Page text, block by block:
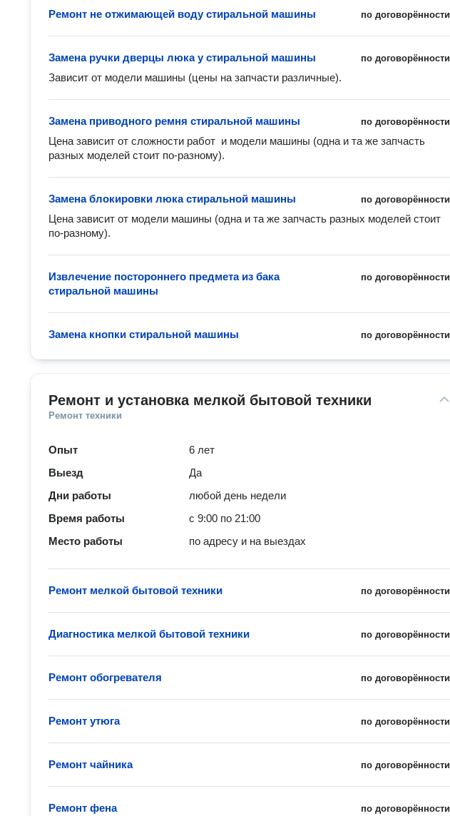
по договорённости
Ремонт не отжимающей воду стиральной машины
по договорённости
Замена ручки дверцы люка у стиральной машины
Зависит от модели машины (цены на запчасти различные).
по договорённости
Замена приводного ремня стиральной машины
Цена зависит от сложности работ  и модели машины (одна и та же запчасть
разных моделей стоит по-разному).
по договорённости
Замена блокировки люка стиральной машины
Цена зависит от модели машины (одна и та же запчасть разных моделей стоит
по-разному).
по договорённости
Извлечение постороннего предмета из бака
стиральной машины
по договорённости
Замена кнопки стиральной машины
Ремонт и установка мелкой бытовой техники
Ремонт техники
Опыт
6 лет
Выезд
Да
Дни работы
любой день недели
Время работы
с 9:00 по 21:00
Место работы
по адресу и на выездах
по договорённости
Ремонт мелкой бытовой техники
по договорённости
Диагностика мелкой бытовой техники
по договорённости
Ремонт обогревателя
по договорённости
Ремонт утюга
по договорённости
Ремонт чайника
по договорённости
Ремонт фена